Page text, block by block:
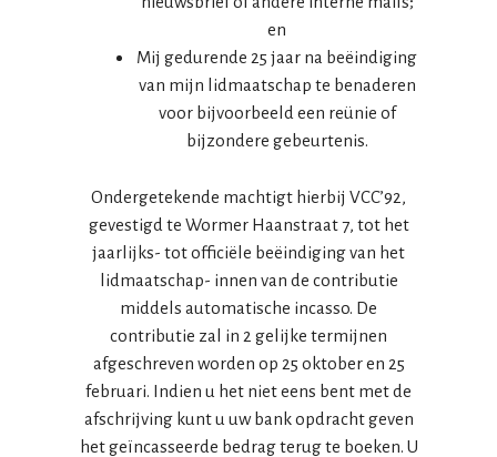
en
Mij gedurende 25 jaar na beëindiging
van mijn lidmaatschap te benaderen
voor bijvoorbeeld een reünie of
bijzondere gebeurtenis.
Ondergetekende machtigt hierbij VCC’92,
gevestigd te Wormer Haanstraat 7, tot het
jaarlijks- tot officiële beëindiging van het
lidmaatschap- innen van de contributie
middels automatische incasso. De
contributie zal in 2 gelijke termijnen
afgeschreven worden op 25 oktober en 25
februari. Indien u het niet eens bent met de
afschrijving kunt u uw bank opdracht geven
het geïncasseerde bedrag terug te boeken. U